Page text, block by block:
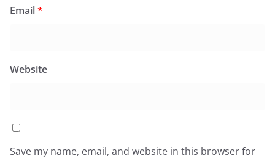
Email*
Website
Save my name, email, and website in this browser for